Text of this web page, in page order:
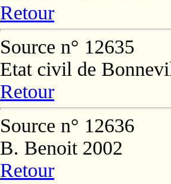
Retour
Source n° 12635
Etat civil de
Retour
Source n° 12636
B. Benoit 2002
Retour